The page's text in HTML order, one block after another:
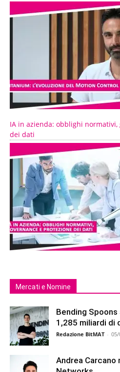
IA in azienda: obblighi
dei dati
Mercati e Nomine
Bending
1,285 miliardi di
Redazione BitMAT - 05/
Andrea Carcano